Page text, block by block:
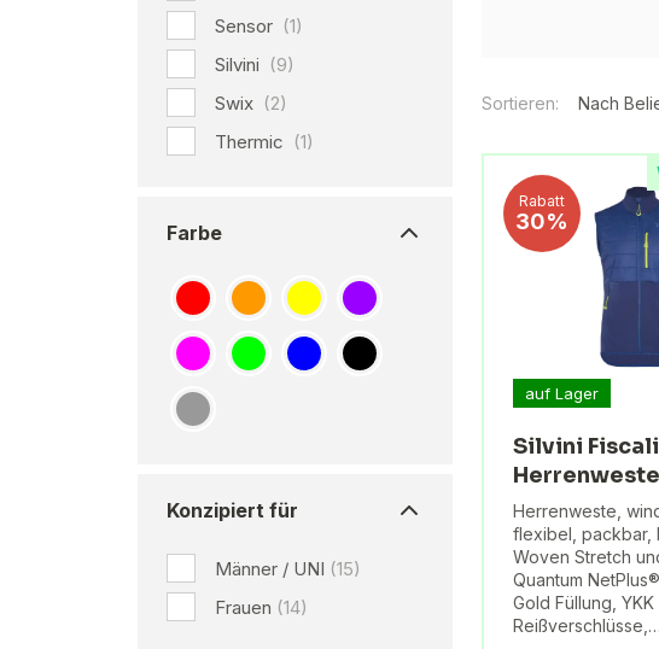
Sensor (1)
Silvini (9)
Swix (2)
Thermic (1)
Farbe
Konzipiert für
Männer / UNI (15)
Frauen (14)
Sortieren: Nach
Rabatt
30%
auf Lager
Silvini
Herrenweste,
flexibel, packbar,
Woven Stretch
Quantum
Gold Füllung, YKK
Reißverschlüsse,…